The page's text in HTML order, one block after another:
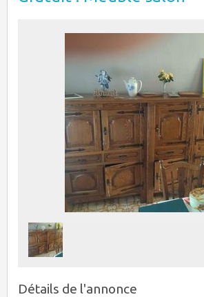
Détails de l'annonce